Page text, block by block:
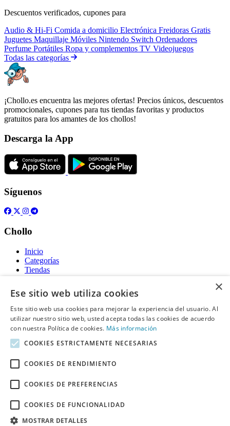
Descuentos verificados, cupones para
Audio & Hi-Fi Comida a domicilio Electrónica Freidoras Gratis
Juguetes Maquillaje Móviles Nintendo Switch Ordenadores
Perfume Portátiles Ropa y complementos TV Videojuegos
Todas las categorías
¡Chollo.es encuentra las mejores ofertas! Precios únicos, descuentos
promocionales, cupones para tus tiendas favoritas y productos
gratuitos para los amantes de los chollos!
Descarga la App
Síguenos
Chollo
Inicio
Categorías
Tiendas
Gratis
Acerca de
Sobre nosotros
Contacto
Información legal
Declaración de cookies
Descargo de Responsabilidad
×
Ese sitio web utiliza cookies
Este sitio web usa cookies para mejorar la experiencia del usuario. Al
utilizar nuestro sitio web, usted acepta todas las cookies de acuerdo
con nuestra Política de cookies. Más información
COOKIES ESTRICTAMENTE NECESARIAS
COOKIES DE RENDIMIENTO
COOKIES DE PREFERENCIAS
COOKIES DE FUNCIONALIDAD
MOSTRAR DETALLES